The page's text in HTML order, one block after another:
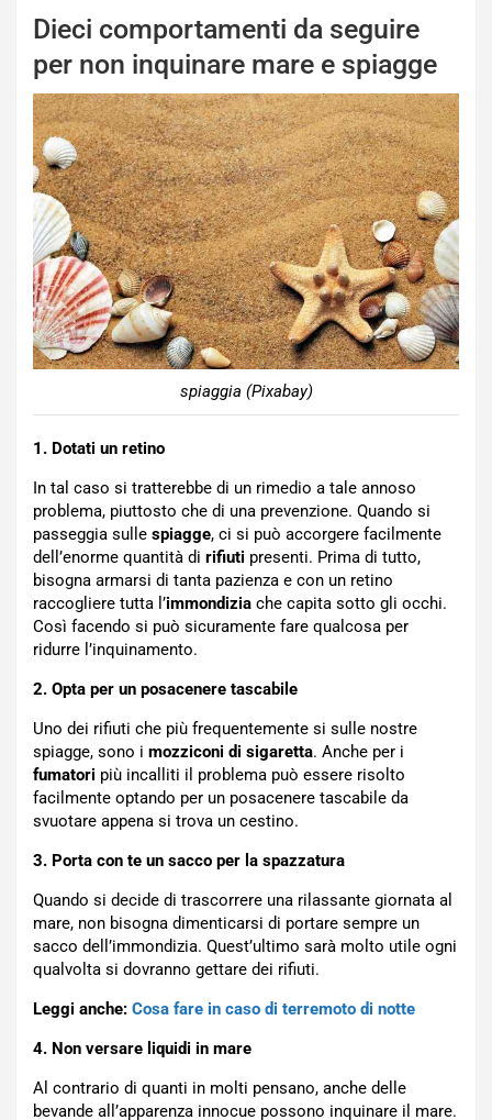
Dieci comportamenti da seguire
per non inquinare mare e spiagge
spiaggia (Pixabay)
1. Dotati un retino
In tal caso si tratterebbe di un rimedio a tale annoso
problema, piuttosto che di una prevenzione. Quando si
passeggia sulle spiagge, ci si può accorgere facilmente
dell’enorme quantità di rifiuti presenti. Prima di tutto,
bisogna armarsi di tanta pazienza e con un retino
raccogliere tutta l’immondizia che capita sotto gli occhi.
Così facendo si può sicuramente fare qualcosa per
ridurre l’inquinamento.
2. Opta per un posacenere tascabile
Uno dei rifiuti che più frequentemente si sulle nostre
spiagge, sono i mozziconi di sigaretta. Anche per i
fumatori più incalliti il problema può essere risolto
facilmente optando per un posacenere tascabile da
svuotare appena si trova un cestino.
3. Porta con te un sacco per la spazzatura
Quando si decide di trascorrere una rilassante giornata al
mare, non bisogna dimenticarsi di portare sempre un
sacco dell’immondizia. Quest’ultimo sarà molto utile ogni
qualvolta si dovranno gettare dei rifiuti.
Leggi anche: Cosa fare in caso di terremoto di notte
4. Non versare liquidi in mare
Al contrario di quanti in molti pensano, anche delle
bevande all’apparenza innocue possono inquinare il mare.